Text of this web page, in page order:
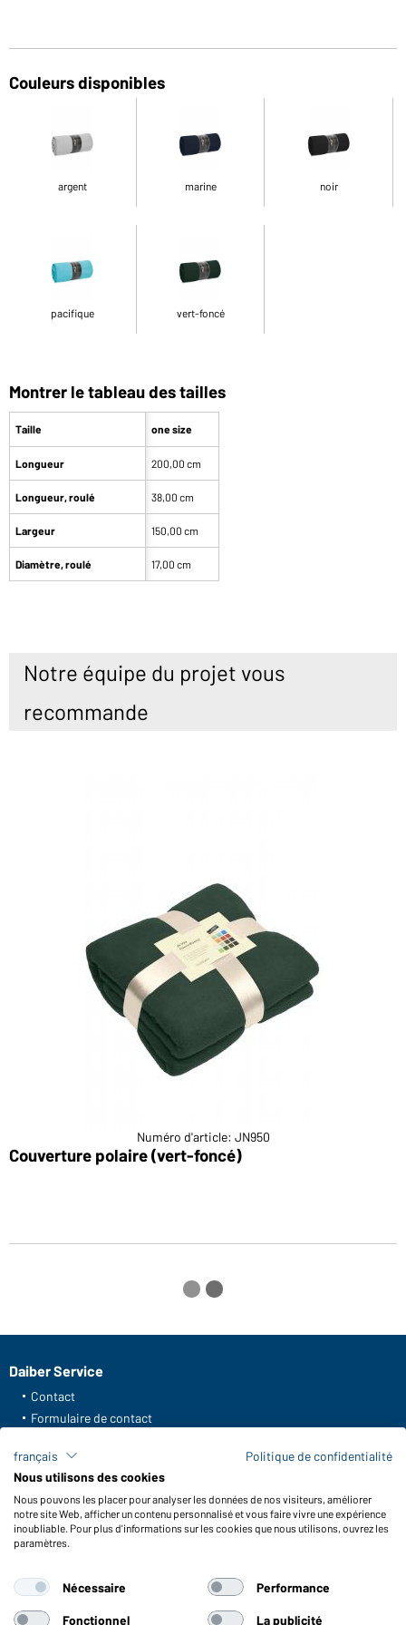
Couleurs disponibles
argent marine noir
pacifique vert-foncé
Montrer le tableau des tailles
Taille
Longueur
Longueur, roulé
Largeur
Diamètre, roulé
one size
200,00 cm
38,00 cm
150,00 cm
17,00 cm
Notre équipe du projet vous
recommande
Numéro d'article: JN950
Couverture polaire (vert-foncé)
Daiber Service
Contact
Formulaire de contact
FAQ / Manuel d' utilisation
Vérifier le stock
Reporting system according to whistleblower protection act
Fonctions et entretien
Conseils d'entretien
Tailles
français
Politique de confidentialité
Nous utilisons des cookies
Nous pouvons les placer pour analyser les données de nos visiteurs, améliorer
notre site Web, afficher un contenu personnalisé et vous faire vivre une expérience
inoubliable. Pour plus d'informations sur les cookies que nous utilisons, ouvrez les
paramètres.
Nécessaire Performance
Fonctionnel La publicité